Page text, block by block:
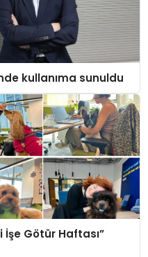
kullanıma sunuldu
İşe Götür Haftası”